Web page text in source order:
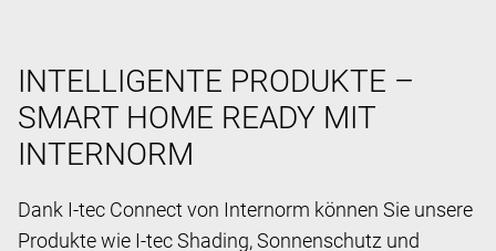
INTELLIGENTE PRODUKTE –
SMART HOME READY MIT
INTERNORM
Dank I-tec Connect von Internorm können Sie unsere
Produkte wie I-tec Shading, Sonnenschutz und